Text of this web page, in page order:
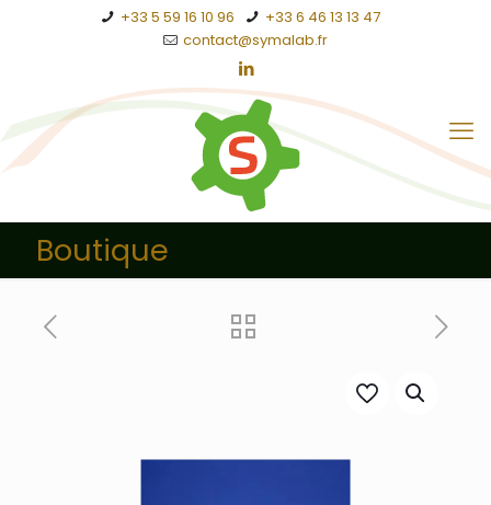
+33 5 59 16 10 96
+33 6 46 13 13 47
contact@symalab.fr
Boutique